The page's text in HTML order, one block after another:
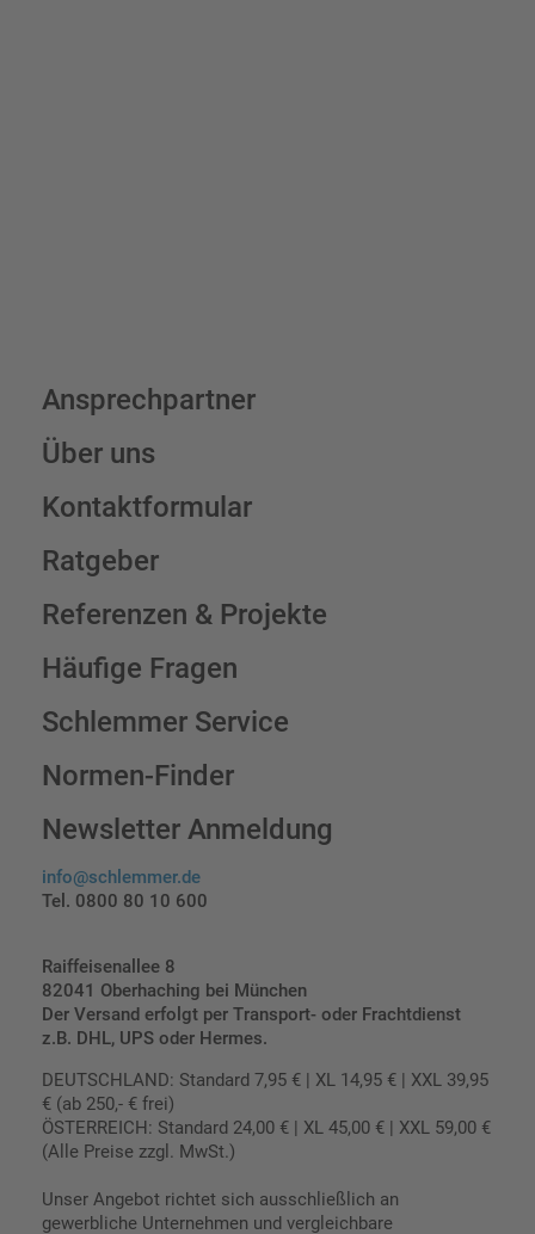
Ansprechpartner
Über uns
Kontaktformular
Ratgeber
Referenzen & Projekte
Häufige Fragen
Schlemmer Service
Normen-Finder
Newsletter Anmeldung
info@schlemmer.de
Tel. 0800 80 10 600
Raiffeisenallee 8
82041 Oberhaching bei München
Der Versand erfolgt per Transport- oder Frachtdienst
z.B. DHL, UPS oder Hermes.
DEUTSCHLAND: Standard 7,95 € | XL 14,95 € | XXL 39,95
€ (ab 250,- € frei)
ÖSTERREICH: Standard 24,00 € | XL 45,00 € | XXL 59,00 €
(Alle Preise zzgl. MwSt.)
Unser Angebot richtet sich ausschließlich an
gewerbliche Unternehmen und vergleichbare